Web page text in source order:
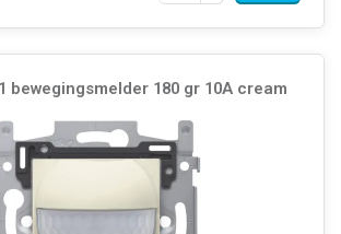
bewegingsmelder 180 gr 10A cream